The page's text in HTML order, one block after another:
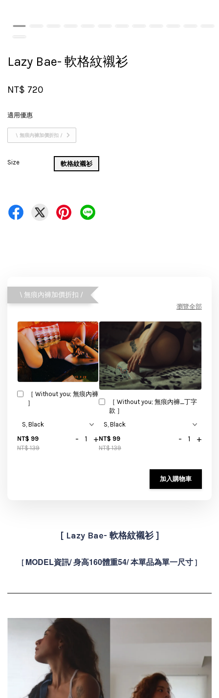
Lazy Bae- 軟格紋襯衫
NT$ 720
適用優惠
\ 無痕內褲加價折扣 /
Size 軟格紋襯衫
\ 無痕內褲加價折扣 /
瀏覽全部
［ Without you; 無痕內褲
］
NT$ 99
NT$ 139
- +
［ Without you; 無痕內褲_丁字
款 ］
NT$ 99
NT$ 139
- +
加入購物車
[ Lazy Bae- 軟格紋襯衫 ]
[ MODEL資訊/ 身高160體重54/本單品為單一尺寸 ]